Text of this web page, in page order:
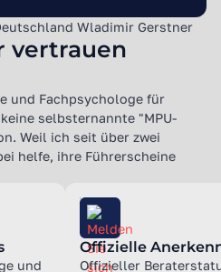
vertrauen
und Fachpsychologe für
selbsternannte "MPU-
Weil ich seit über zwei
helfe, ihre Führerscheine
ich weiß, dass hinter jedem
Geschichte steht – nicht nur
folgende Fakten belegt:
und
Offizielle
Offizieller